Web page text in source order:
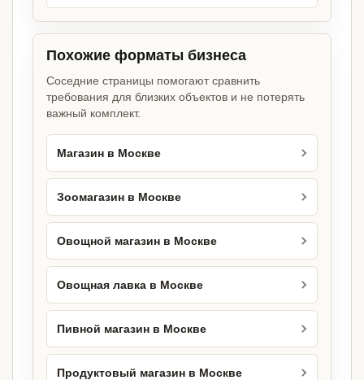
Похожие форматы бизнеса
Соседние страницы помогают сравнить
требования для близких объектов и не потерять
важный комплект.
Магазин в Москве
Зоомагазин в Москве
Овощной магазин в Москве
Овощная лавка в Москве
Пивной магазин в Москве
Продуктовый магазин в Москве